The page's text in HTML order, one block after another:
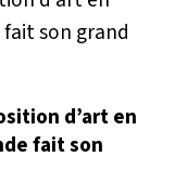
d’art en
fait son